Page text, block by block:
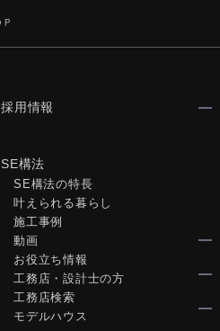
採用情報
SE構法
SE構法の特長
叶えられる暮らし
施工事例
動画
お役立ち情報
工務店・設計士の方
工務店検索
モデルハウス